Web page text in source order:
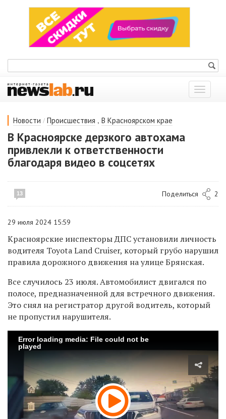
Показать
меню
Новости / Происшествия , В Красноярском крае
В Красноярске дерзкого автохама
привлекли к ответственности
благодаря видео в соцсетях
13 Поделиться 2
29 июля 2024 15:59
Красноярские инспекторы ДПС установили личность
водителя Toyota Land Cruiser, который грубо нарушил
правила дорожного движения на улице Брянская.
Все случилось 23 июля. Автомобилист двигался по
полосе, предназначенной для встречного движения.
Это снял на регистратор другой водитель, который
не пропустил нарушителя.
Error loading media: File could not be
played